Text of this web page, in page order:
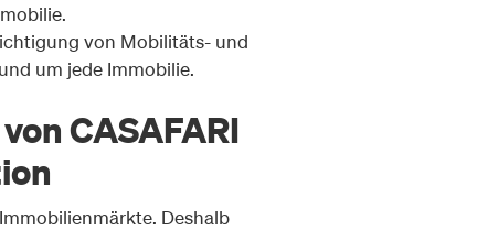
von Mobilitäts- und
um jede Immobilie.
CASAFARI
Deshalb